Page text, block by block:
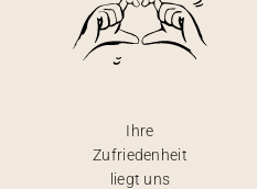
Ihre
Zufriedenheit
liegt uns